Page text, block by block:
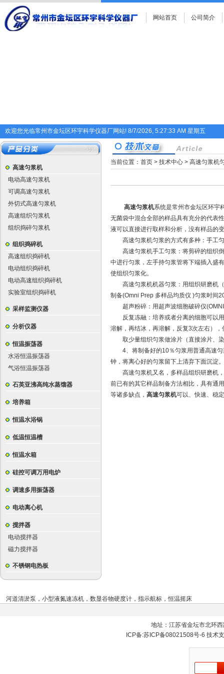
网站首页 公司简介
欢迎您光临常州市金坛区环宇科学仪器厂网站! 8/7/2026, 5:27:33 AM 星期五
高速匀浆机
电动高速匀浆机
可调高速匀浆机
外切式高速匀浆机
高速组织匀浆机
组织捣碎匀浆机
组织捣碎机
高速组织捣碎机
电动组织捣碎机
电动高速组织捣碎机
实验室组织捣碎机
采样监测仪器
分析仪器
恒温振荡器
水浴恒温振荡器
气浴恒温振荡器
石英亚沸高纯水蒸馏器
培养箱
恒温水浴锅
低温恒温槽
恒温水箱
硅控可调万用电炉
调速多用振荡器
电动离心机
搅拌器
电动搅拌器
磁力搅拌器
不锈钢电热板
当前位置： 首页 > 技术中心 > 高速匀浆机
高速匀浆机系统是常州市金坛区环宇
无菌袋中混合全部的样品具有充分的代表
液可以直接进行取样和分析，没有样品的
高速匀浆机匀浆的方式有多种：手工匀
高速匀浆机手工匀浆：将剪碎的组织倒
中进行匀浆，左手持匀浆管将下端插入盛
使组织匀浆化。
高速匀浆机机器匀浆：用组织研磨机（
制备(Omni Prep 多样品均质仪 )匀浆时间
超声粉碎：用超声波细胞破碎仪(OMNI
反复冻融：培养或者分离的细胞可以用
溶解，再结冰，再溶解，反复3次左右）
取少量组织匀浆做涂片（直接涂片、染
4、将制备好的10％匀浆用普通高速匀
钟，将离心好的匀浆留下上清弃下面沉淀。
高速匀浆机又名，多样品组织研磨机，
前已有的其它样品制备方法相比，具有通
等诸多缺点， 高速匀浆机可以、快速、稳
河道清淤泵 ， 小型液氮速冻机 ， 数显谷物硬度计 ， 指示航标 ，恒温摇床
地址：江苏省金坛市北环
ICP备:苏ICP备08021508号-6 技术